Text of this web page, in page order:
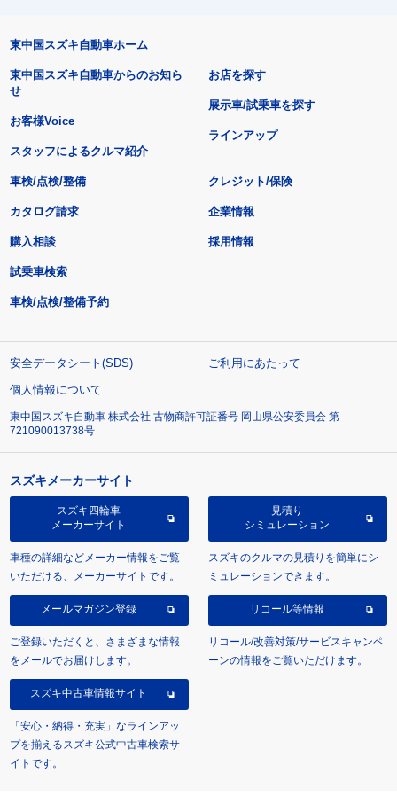
東中国スズキ自動車ホーム
東中国スズキ自動車からのお知ら
せ
お客様Voice
スタッフによるクルマ紹介
お店を探す
展示車/試乗車を探す
ラインアップ
車検/点検/整備 クレジット/保険
カタログ請求
購入相談
試乗車検索
車検/点検/整備予約
企業情報
採用情報
安全データシート(SDS)
ご利用にあたって
個人情報について
東中国スズキ自動車 株式会社 古物商許可証番号 岡山県公安委員会 第
721090013738号
スズキメーカーサイト
スズキ四輪車
メーカーサイト
車種の詳細などメーカー情報をご覧
いただける、メーカーサイトです。
見積り
シミュレーション
スズキのクルマの見積りを簡単にシ
ミュレーションできます。
メールマガジン登録
ご登録いただくと、さまざまな情報
をメールでお届けします。
リコール等情報
リコール/改善対策/サービスキャンペ
ーンの情報をご覧いただけます。
スズキ中古車情報サイト
「安心・納得・充実」なラインアッ
プを揃えるスズキ公式中古車検索サ
イトです。